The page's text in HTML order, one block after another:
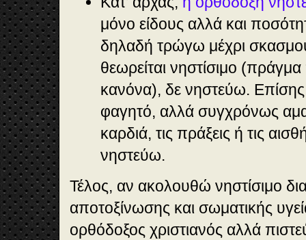
μόνο είδους αλλά και
δηλαδή τρώγω μέχρι
θεωρείται νηστίσιμο
κανόνα), δε νηστεύω.
φαγητό, αλλά συγχρόνως
καρδιά, τις πράξεις ή τις
νηστεύω.
Τέλος, αν ακολουθώ νηστίσιμο
αποτοξίνωσης και σωματικής
ορθόδοξος χριστιανός αλλά